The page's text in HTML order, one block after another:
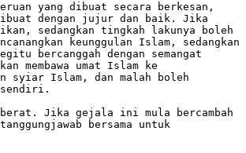
yang dibuat secara berkesan,
dengan jujur dan baik. Jika
sedangkan tingkah lakunya boleh
keunggulan Islam, sedangkan
bercanggah dengan semangat
membawa umat Islam ke
syiar Islam, dan malah boleh
sendiri.
Jika gejala ini mula bercambah
bersama untuk